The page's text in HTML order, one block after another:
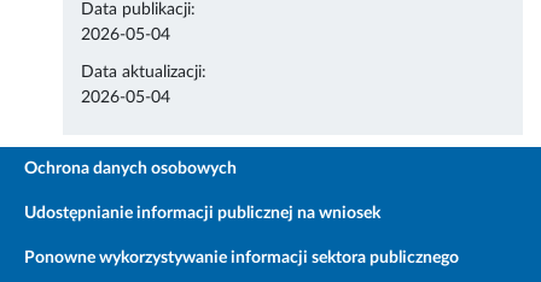
Data publikacji:
2026-05-04
Data aktualizacji:
2026-05-04
Ochrona danych osobowych
Udostępnianie informacji publicznej na wniosek
Ponowne wykorzystywanie informacji sektora publicznego